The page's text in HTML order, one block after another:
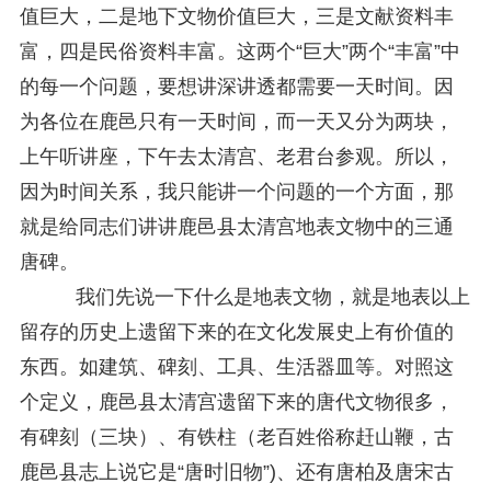
值巨大，二是地下文物价值巨大，三是文献资料丰
富，四是民俗资料丰富。这两个“巨大”两个“丰富”中
的每一个问题，要想讲深讲透都需要一天时间。因
为各位在鹿邑只有一天时间，而一天又分为两块，
上午听讲座，下午去太清宫、老君台参观。所以，
因为时间关系，我只能讲一个问题的一个方面，那
就是给同志们讲讲鹿邑县太清宫地表文物中的三通
唐碑。
我们先说一下什么是地表文物，就是地表以上
留存的历史上遗留下来的在文化发展史上有价值的
东西。如建筑、碑刻、工具、生活器皿等。对照这
个定义，鹿邑县太清宫遗留下来的唐代文物很多，
有碑刻（三块）、有铁柱（老百姓俗称赶山鞭，古
鹿邑县志上说它是“唐时旧物”)、还有唐柏及唐宋古